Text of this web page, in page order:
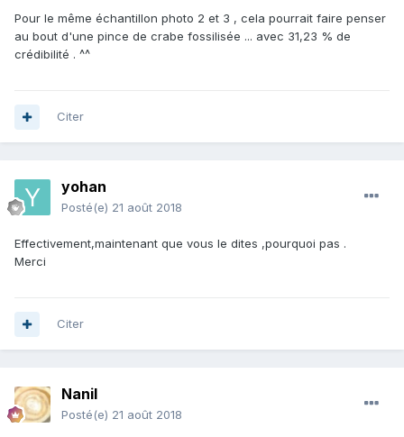
Pour le même échantillon photo 2 et 3 , cela pourrait faire penser
au bout d'une pince de crabe fossilisée ... avec 31,23 % de
crédibilité . ^^
Citer
yohan
Posté(e) 21 août 2018
Effectivement,maintenant que vous le dites ,pourquoi pas .
Merci
Citer
Nanil
Posté(e) 21 août 2018